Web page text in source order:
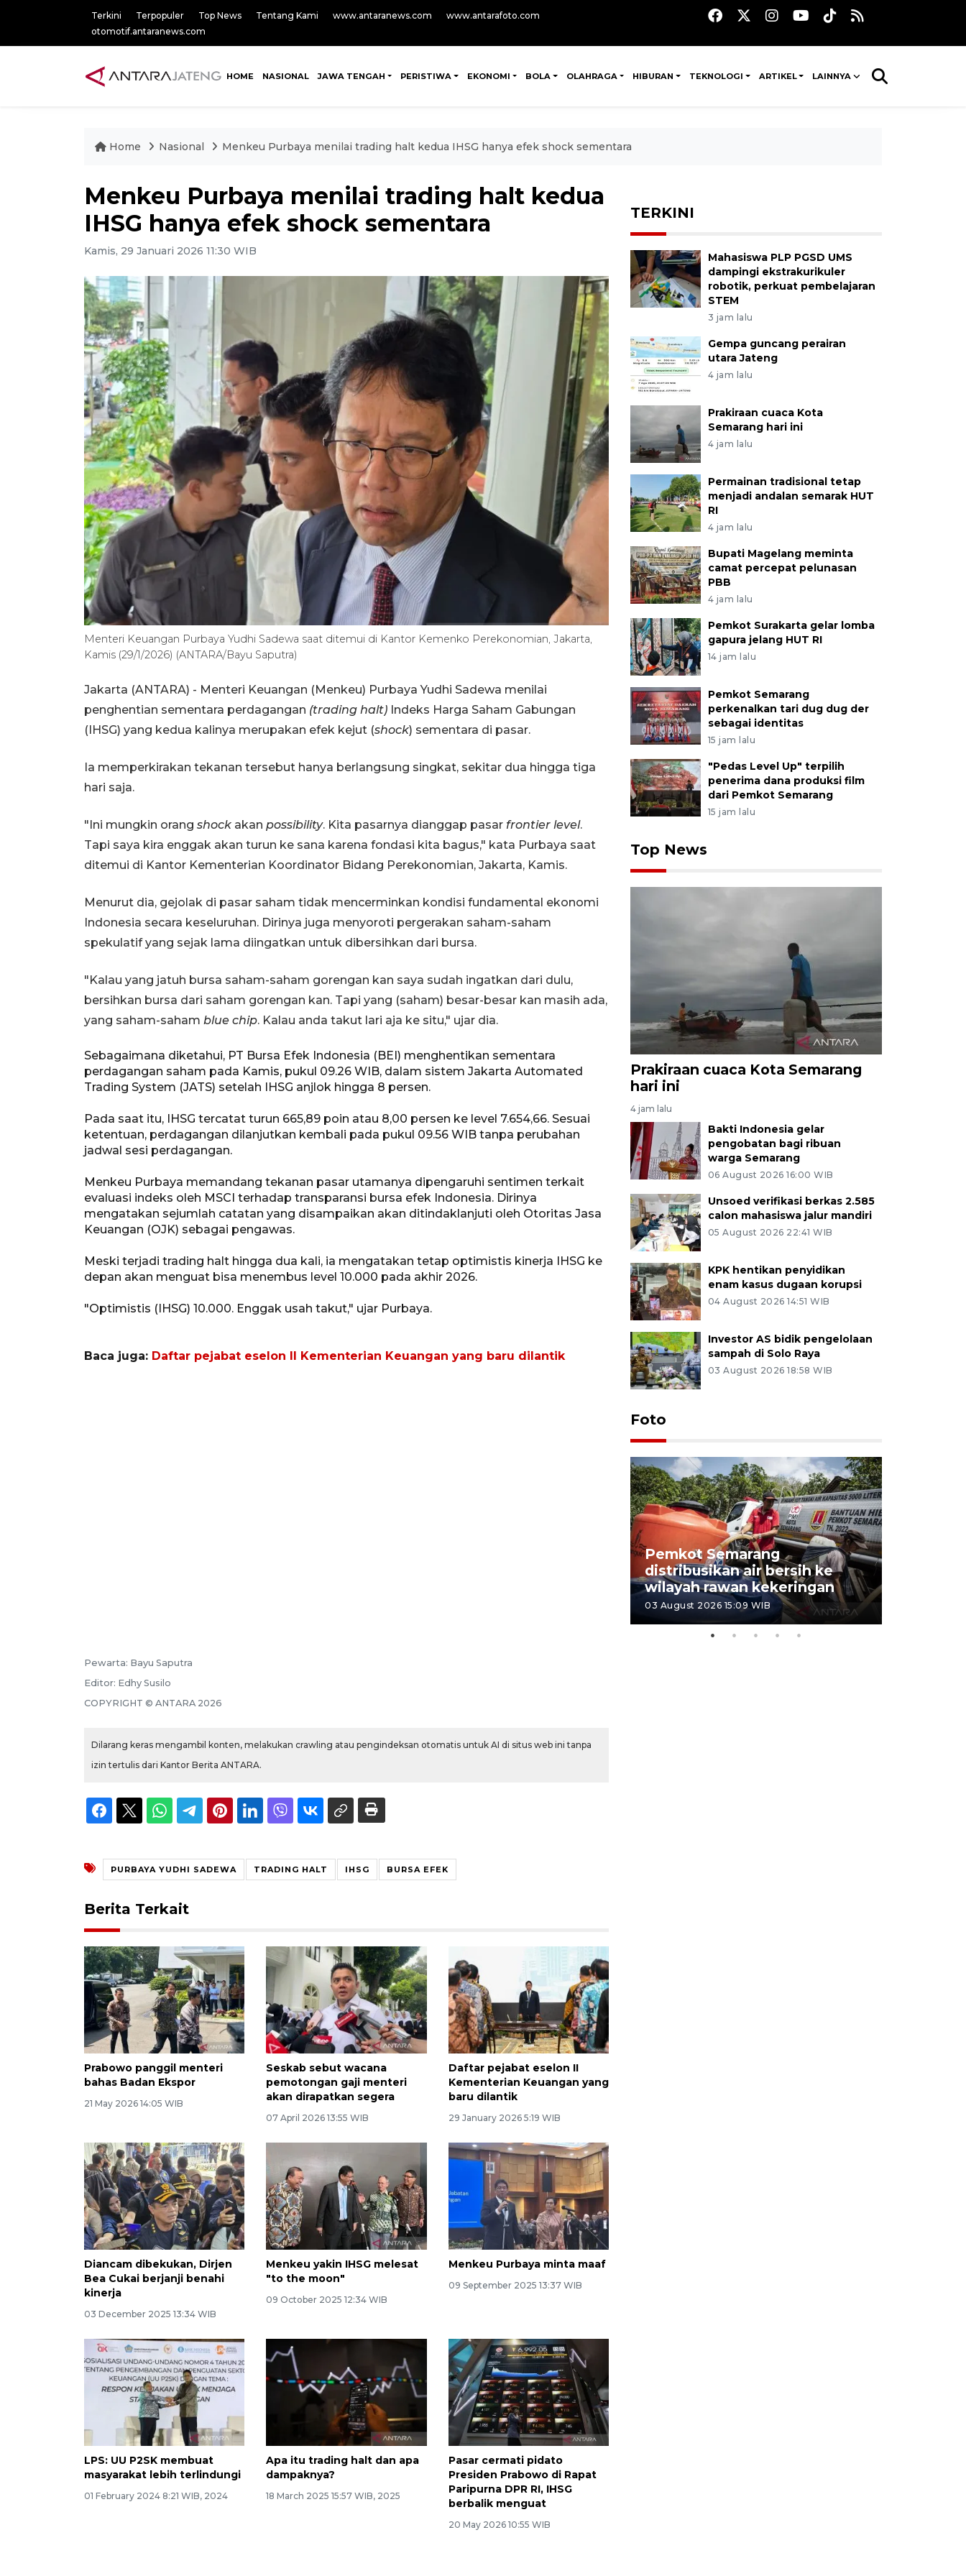
Terkini Terpopuler Top News Tentang Kami www.antaranews.com
www.antarafoto.com
otomotif.antaranews.com
HOME NASIONAL JAWA TENGAH PERISTIWA EKONOMI BOLA OLAHRAGA HIBURAN TEKNOLOGI ARTIKEL LAINNYA
Home Nasional Menkeu Purbaya menilai trading halt kedua IHSG hanya efek shock sementara
Menkeu Purbaya menilai trading halt kedua
IHSG hanya efek shock sementara
Kamis, 29 Januari 2026 11:30 WIB
Menteri Keuangan Purbaya Yudhi Sadewa saat ditemui di Kantor Kemenko Perekonomian, Jakarta,
Kamis (29/1/2026) (ANTARA/Bayu Saputra)
Jakarta (ANTARA) - Menteri Keuangan (Menkeu) Purbaya Yudhi Sadewa menilai
penghentian sementara perdagangan (trading halt) Indeks Harga Saham Gabungan
(IHSG) yang kedua kalinya merupakan efek kejut (shock) sementara di pasar.
Ia memperkirakan tekanan tersebut hanya berlangsung singkat, sekitar dua hingga tiga
hari saja.
"Ini mungkin orang shock akan possibility. Kita pasarnya dianggap pasar frontier level.
Tapi saya kira enggak akan turun ke sana karena fondasi kita bagus," kata Purbaya saat
ditemui di Kantor Kementerian Koordinator Bidang Perekonomian, Jakarta, Kamis.
Menurut dia, gejolak di pasar saham tidak mencerminkan kondisi fundamental ekonomi
Indonesia secara keseluruhan. Dirinya juga menyoroti pergerakan saham-saham
spekulatif yang sejak lama diingatkan untuk dibersihkan dari bursa.
"Kalau yang jatuh bursa saham-saham gorengan kan saya sudah ingatkan dari dulu,
bersihkan bursa dari saham gorengan kan. Tapi yang (saham) besar-besar kan masih ada,
yang saham-saham blue chip. Kalau anda takut lari aja ke situ," ujar dia.
Sebagaimana diketahui, PT Bursa Efek Indonesia (BEI) menghentikan sementara
perdagangan saham pada Kamis, pukul 09.26 WIB, dalam sistem Jakarta Automated
Trading System (JATS) setelah IHSG anjlok hingga 8 persen.
Pada saat itu, IHSG tercatat turun 665,89 poin atau 8,00 persen ke level 7.654,66. Sesuai
ketentuan, perdagangan dilanjutkan kembali pada pukul 09.56 WIB tanpa perubahan
jadwal sesi perdagangan.
Menkeu Purbaya memandang tekanan pasar utamanya dipengaruhi sentimen terkait
evaluasi indeks oleh MSCI terhadap transparansi bursa efek Indonesia. Dirinya
mengatakan sejumlah catatan yang disampaikan akan ditindaklanjuti oleh Otoritas Jasa
Keuangan (OJK) sebagai pengawas.
Meski terjadi trading halt hingga dua kali, ia mengatakan tetap optimistis kinerja IHSG ke
depan akan menguat bisa menembus level 10.000 pada akhir 2026.
"Optimistis (IHSG) 10.000. Enggak usah takut," ujar Purbaya.
Baca juga: Daftar pejabat eselon II Kementerian Keuangan yang baru dilantik
Pewarta: Bayu Saputra
Editor: Edhy Susilo
COPYRIGHT © ANTARA 2026
Dilarang keras mengambil konten, melakukan crawling atau pengindeksan otomatis untuk AI di situs web ini tanpa
izin tertulis dari Kantor Berita ANTARA.
PURBAYA YUDHI SADEWA TRADING HALT IHSG BURSA EFEK
Berita Terkait
Prabowo panggil menteri
bahas Badan Ekspor
21 May 2026 14:05 WIB
Seskab sebut wacana
pemotongan gaji menteri
akan dirapatkan segera
07 April 2026 13:55 WIB
Daftar pejabat eselon II
Kementerian Keuangan yang
baru dilantik
29 January 2026 5:19 WIB
Diancam dibekukan, Dirjen
Bea Cukai berjanji benahi
kinerja
03 December 2025 13:34 WIB
Menkeu yakin IHSG melesat
"to the moon"
09 October 2025 12:34 WIB
Menkeu Purbaya minta maaf
09 September 2025 13:37 WIB
LPS: UU P2SK membuat
masyarakat lebih terlindungi
01 February 2024 8:21 WIB, 2024
Apa itu trading halt dan apa
dampaknya?
18 March 2025 15:57 WIB, 2025
Pasar cermati pidato
Presiden Prabowo di Rapat
Paripurna DPR RI, IHSG
berbalik menguat
20 May 2026 10:55 WIB
TERKINI
Mahasiswa PLP PGSD UMS
dampingi ekstrakurikuler
robotik, perkuat pembelajaran
STEM
3 jam lalu
Gempa guncang perairan
utara Jateng
4 jam lalu
Prakiraan cuaca Kota
Semarang hari ini
4 jam lalu
Permainan tradisional tetap
menjadi andalan semarak HUT
RI
4 jam lalu
Bupati Magelang meminta
camat percepat pelunasan
PBB
4 jam lalu
Pemkot Surakarta gelar lomba
gapura jelang HUT RI
14 jam lalu
Pemkot Semarang
perkenalkan tari dug dug der
sebagai identitas
15 jam lalu
"Pedas Level Up" terpilih
penerima dana produksi film
dari Pemkot Semarang
15 jam lalu
Top News
Prakiraan cuaca Kota Semarang
hari ini
4 jam lalu
Bakti Indonesia gelar
pengobatan bagi ribuan
warga Semarang
06 August 2026 16:00 WIB
Unsoed verifikasi berkas 2.585
calon mahasiswa jalur mandiri
05 August 2026 22:41 WIB
KPK hentikan penyidikan
enam kasus dugaan korupsi
04 August 2026 14:51 WIB
Investor AS bidik pengelolaan
sampah di Solo Raya
03 August 2026 18:58 WIB
Foto
Pemkot Semarang
distribusikan air bersih ke
wilayah rawan kekeringan
03 August 2026 15:09 WIB